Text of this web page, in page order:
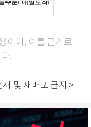
이며, 이를 근거로
.
및 재배포 금지 >